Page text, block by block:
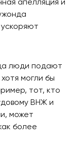
апелляция и
люди подают
могли бы
тот, кто
ВНЖ и
может
более